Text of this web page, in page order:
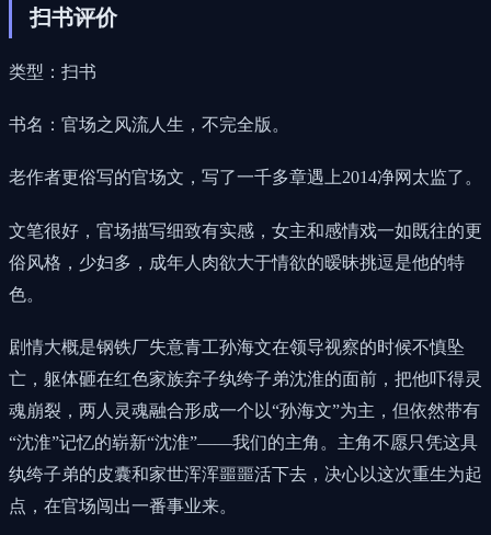
扫书评价
类型：扫书
书名：官场之风流人生，不完全版。
老作者更俗写的官场文，写了一千多章遇上2014净网太监了。
文笔很好，官场描写细致有实感，女主和感情戏一如既往的更
俗风格，少妇多，成年人肉欲大于情欲的暧昧挑逗是他的特
色。
剧情大概是钢铁厂失意青工孙海文在领导视察的时候不慎坠
亡，躯体砸在红色家族弃子纨绔子弟沈淮的面前，把他吓得灵
魂崩裂，两人灵魂融合形成一个以“孙海文”为主，但依然带有
“沈淮”记忆的崭新“沈淮”——我们的主角。主角不愿只凭这具
纨绔子弟的皮囊和家世浑浑噩噩活下去，决心以这次重生为起
点，在官场闯出一番事业来。